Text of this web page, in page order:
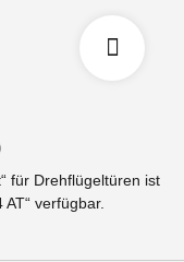
für Drehflügeltüren ist
verfügbar.